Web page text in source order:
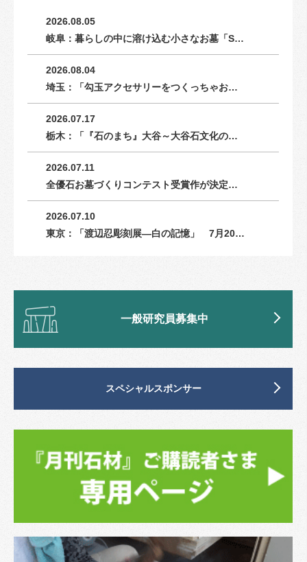
2026.08.05
岐阜：暮らしの中に溶け込む小さなお墓「S…
2026.08.04
埼玉：「勾玉アクセサリーをつくっちゃお…
2026.07.17
栃木：「『石のまち』大谷～大谷石文化の…
2026.07.11
全優石お墓づくりコンテスト受賞作が決定…
2026.07.10
東京：「渡辺忍彫刻展―白の記憶」 7月20…
一般研究員募集中
スペシャルスポンサー